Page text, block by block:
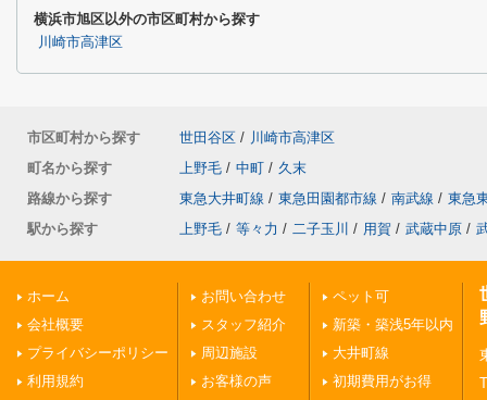
横浜市旭区以外の市区町村から探す
川崎市高津区
市区町村から探す 世田谷区 / 川崎市高津区
町名から探す
上野毛 / 中町 / 久末
路線から探す
東急大井町線 / 東急田園都市線 / 南武線 / 東急
駅から探す
上野毛 / 等々力 / 二子玉川 / 用賀 / 武蔵中原 /
ホーム
会社概要
プライバシーポリシー
利用規約
お問い合わせ
スタッフ紹介
周辺施設
お客様の声
ペット可
新築・築浅5年以内
大井町線
初期費用がお得